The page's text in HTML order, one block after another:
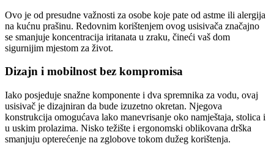
Ovo je od presudne važnosti za osobe koje pate od astme ili alergija
na kućnu prašinu. Redovnim korištenjem ovog usisivača značajno
se smanjuje koncentracija iritanata u zraku, čineći vaš dom
sigurnijim mjestom za život.
Dizajn i mobilnost bez kompromisa
Iako posjeduje snažne komponente i dva spremnika za vodu, ovaj
usisivač je dizajniran da bude izuzetno okretan. Njegova
konstrukcija omogućava lako manevrisanje oko namještaja, stolica i
u uskim prolazima. Nisko težište i ergonomski oblikovana drška
smanjuju opterećenje na zglobove tokom dužeg korištenja.